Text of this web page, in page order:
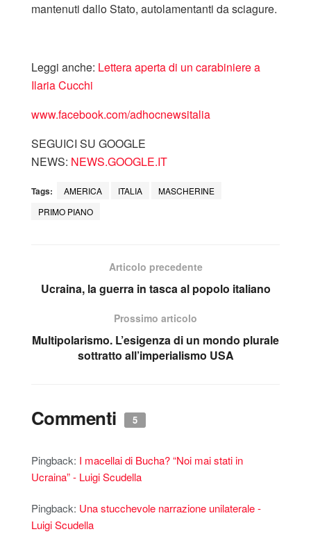
mantenuti dallo Stato, autolamentanti da sciagure.
Leggi anche: Lettera aperta di un carabiniere a
Ilaria Cucchi
www.facebook.com/adhocnewsitalia
SEGUICI SU GOOGLE
NEWS: NEWS.GOOGLE.IT
Tags: AMERICA ITALIA
MASCHERINE
PRIMO PIANO
Articolo precedente
Ucraina, la guerra in tasca al popolo italiano
Prossimo articolo
Multipolarismo. L’esigenza di un mondo plurale
sottratto all’imperialismo USA
Commenti 5
Pingback: I macellai di Bucha? “Noi mai stati in
Ucraina” - Luigi Scudella
Pingback: Una stucchevole narrazione unilaterale -
Luigi Scudella